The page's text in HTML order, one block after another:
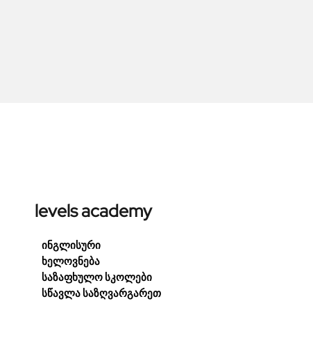
levels academy
ინგლისური
ხელოვნება
საზაფხულო სკოლები
სწავლა საზღვარგარეთ